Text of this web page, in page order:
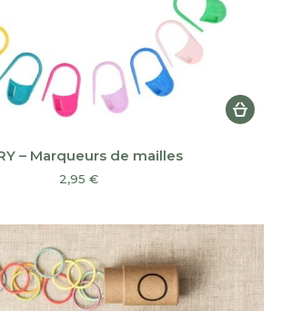
– Marqueurs de mailles
2,95 €